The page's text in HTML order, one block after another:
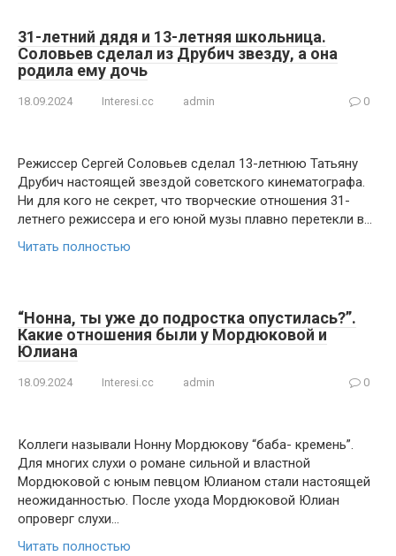
31-летний дядя и 13-летняя школьница.
Соловьев сделал из Друбич звезду, а она
родила ему дочь
18.09.2024 Interesi.cc admin 0
Режиссер Сергей Соловьев сделал 13-летнюю Татьяну
Друбич настоящей звездой советского кинематографа.
Ни для кого не секрет, что творческие отношения 31-
летнего режиссера и его юной музы плавно перетекли в…
Читать полностью
“Нонна, ты уже до подростка опустилась?”.
Какие отношения были у Мордюковой и
Юлиана
18.09.2024 Interesi.cc admin 0
Коллеги называли Нонну Мордюкову “баба- кремень”.
Для многих слухи о романе сильной и властной
Мордюковой с юным певцом Юлианом стали настоящей
неожиданностью. После ухода Мордюковой Юлиан
опроверг слухи…
Читать полностью